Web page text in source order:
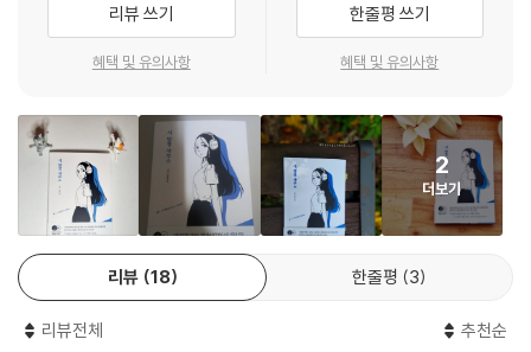
시 탐정 설록은 시의 바로 이 점에 주목한다. “좋아하는 시를 보면 그 사람
의 심리를 알 수 있다!”라는 전제 아래 사건과 연결된 사람의 심리를 알아
는 동시에 그 시를 좋아하는 사람의 마음과 사정을 추리한다. 논리적으로
쓰인 시를 이성적인 눈으로 읽어 냈기 때문에 가능한 일이다. 그리고 이 과
정이 사건 해결의 실마리가 되고, 의뢰인들의 마음을 울린다. 아울러 독자
의 감성을 자극해 감동으로 이끌어 낸다. 우리가 시와 소설, 문학을 사랑하
는 또 하나의 이유를 만들어 주는 셈이다.
현직 국어 선생님이 쓴 시와 소설의 컬레버레이션
이락 작가는 고등학교에서 문학을 가르치고 있는 선생님이다. 학생들에게
리뷰 쓰기
혜택 및 유의사항
한줄평 쓰기
혜택 및 유의사항
2
더보기
리뷰 18 한줄평 3
리뷰전체 추천순